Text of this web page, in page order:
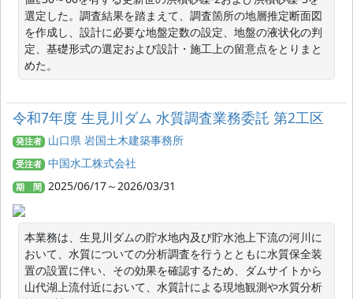
選定した。調査結果を踏まえて、調査箇所の地層推定断面図
を作成し、設計に必要な地盤定数の設定、地盤の液状化の判
定、基礎形式の選定および設計・施工上の留意点をとりまと
めた。
令和7年度 生見川ダム 水質調査業務委託 第2工区
発注者 山口県 岩国土木建築事務所
受注者 中国水工株式会社
期 間 2025/06/17～2026/03/31
本業務は、生見川ダムの貯水地内及び貯水池上下流の河川に
おいて、水質についての分析調査を行うとともに水質保全装
置の設置に伴い、その効果を確認するため、ダムサイトから
山代湖上流付近において、水質計による現地観測や水質分析